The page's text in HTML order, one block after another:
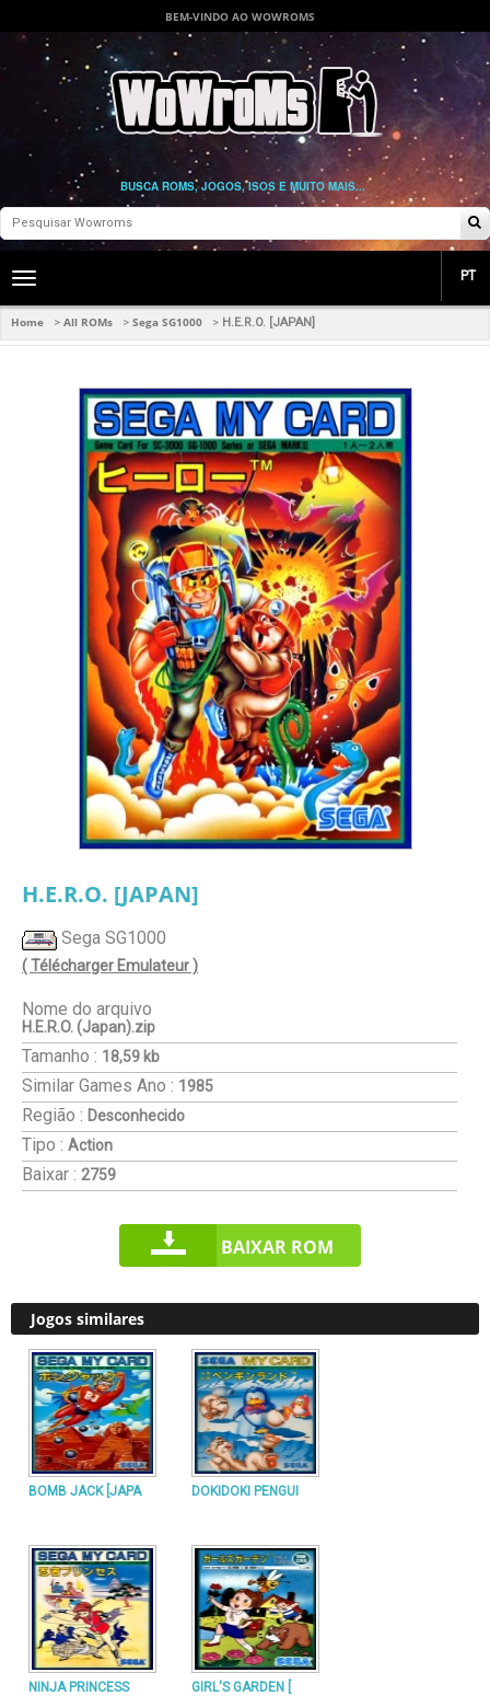
BEM-VINDO AO WOWROMS
BUSCA ROMS, JOGOS, ISOS E MUITO MAIS...
Toggle
navigation
PT
Home > All ROMs > Sega SG1000 > H.E.R.O. [JAPAN]
H.E.R.O. [JAPAN]
Sega SG1000
( Télécharger Emulateur )
Nome do arquivo
H.E.R.O. (Japan).zip
Tamanho : 18,59 kb
Similar Games Ano : 1985
Região : Desconhecido
Tipo : Action
Baixar : 2759
BAIXAR ROM
Jogos similares
BOMB JACK [JAPA DOKIDOKI PENGUI
NINJA PRINCESS GIRL'S GARDEN [